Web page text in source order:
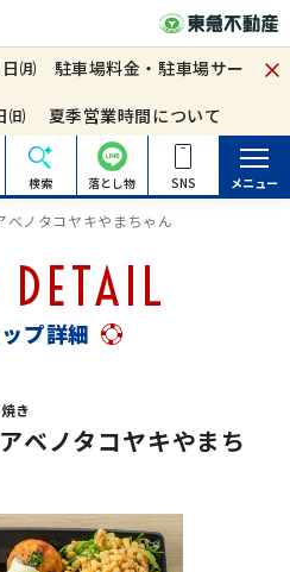
㈪ 駐車場料金・駐車場サー
㈰ 夏季営業時間について
検索 落とし物 SNS メニュー
ベノタコヤキやまちゃん
プ詳細
き
ベノタコヤキやまち